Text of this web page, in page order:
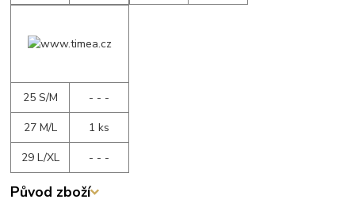
25 S/M
- - -
27 M/L
1 ks
29 L/XL
- - -
Původ zboží